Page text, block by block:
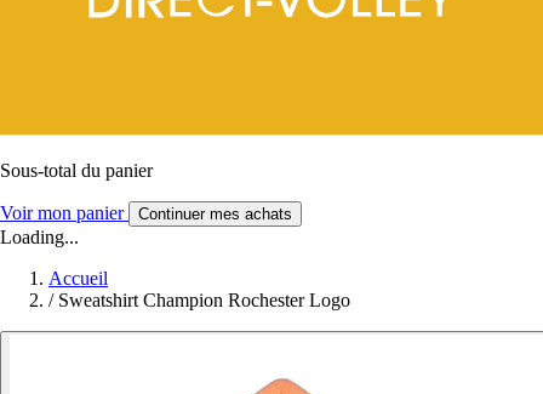
Sous-total du panier
Voir mon panier Continuer mes achats
Loading...
Accueil
/ Sweatshirt Champion Rochester Logo